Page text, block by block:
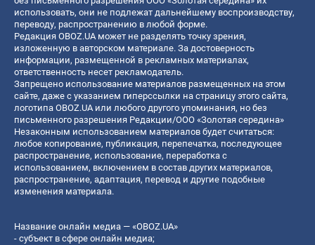
использовать, они не подлежат дальнейшему воспроизводству,
переводу, распространению в любой форме.
Редакция OBOZ.UA может не разделять точку зрения,
изложенную в авторском материале. За достоверность
информации, размещенной в рекламных материалах,
ответственность несет рекламодатель.
Запрещено использование материалов размещенных на этом
сайте, даже с указанием гиперссылки на страницу этого сайта,
логотипа OBOZ.UA или любого другого упоминания, но без
письменного разрешения Редакции/ООО «Золотая середина»
Незаконным использованием материалов будет считаться:
любое копирование, публикация, перепечатка, последующее
распространение, использование, переработка с
использованием, включением в состав других материалов,
распространение, адаптация, перевод и другие подобные
изменения материала.
Название онлайн медиа — «OBOZ.UA»
- субъект в сфере онлайн медиа;